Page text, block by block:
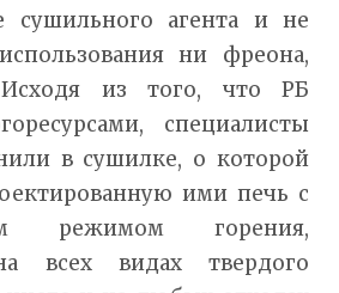
сушильного агента и не
ни фреона,
из того, что РБ
специалисты
в сушилке, о которой
ими печь с
режимом горения,
всех видах твердого